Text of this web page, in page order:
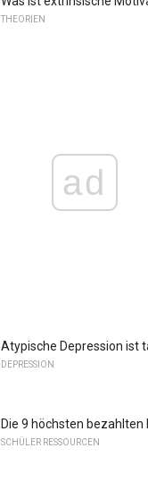
THEORIEN
ad
Atypische Depression ist
DEPRESSION
Die 9 höchsten bezahlten
SCHÜLER RESSOURCEN